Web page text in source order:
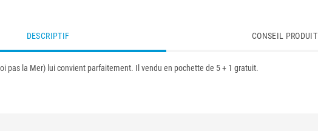
DESCRIPTIF CONSEIL PRODUIT
pas la Mer) lui convient parfaitement. Il vendu en pochette de 5 + 1 gratuit.